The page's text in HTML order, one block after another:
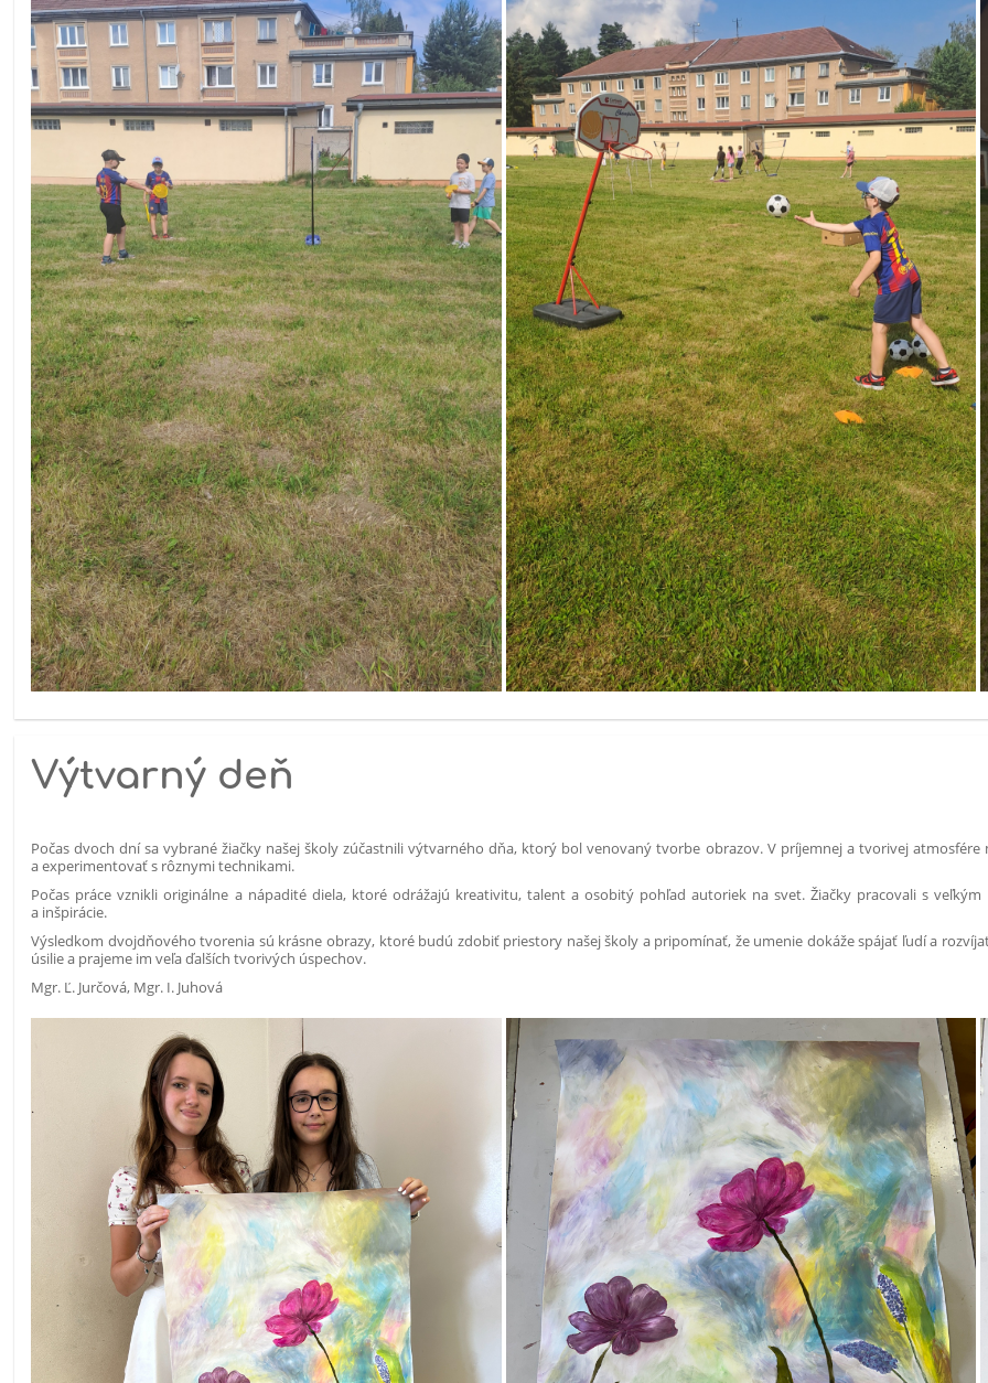
Výtvarný deň
Počas dvoch dní sa vybrané žiačky našej školy zúčastnili výtvarného dňa, ktorý bol venovaný tvorbe obrazov. V príjemnej a tvorivej
a experimentovať s rôznymi technikami.
Počas práce vznikli originálne a nápadité diela, ktoré odrážajú kreativitu, talent a osobitý pohľad autoriek na svet. Žiačky pracovali s
a inšpirácie.
Výsledkom dvojdňového tvorenia sú krásne obrazy, ktoré budú zdobiť priestory našej školy a pripomínať, že umenie dokáže spájať ľudí a
úsilie a prajeme im veľa ďalších tvorivých úspechov.
Mgr. Ľ. Jurčová, Mgr. I. Juhová